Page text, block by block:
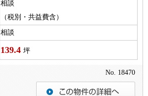
相談
（税別・共益費含）
相談
139.4 坪
No. 18470